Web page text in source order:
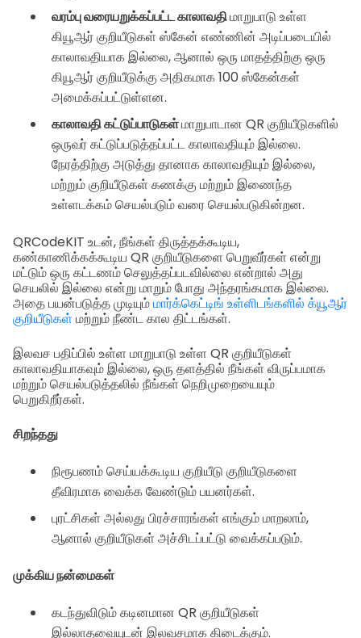
வரம்பு வரையறுக்கப்பட்ட காலாவதிமாறுபாடு உள்ள
கியூஆர் குறியீடுகள் ஸ்கேன் எண்ணின் அடிப்படையில்
காலாவதியாக இல்லை, ஆனால் ஒரு மாதத்திற்கு ஒரு
கியூஆர் குறியீடுக்கு அதிகமாக 100 ஸ்கேன்கள்
அமைக்கப்பட்டுள்ளன.
காலாவதி கட்டுப்பாடுகள்மாறுபாடான QR குறியீடுகளில்
ஒருவர் கட்டுப்படுத்தப்பட்ட காலாவதியும் இல்லை.
நேரத்திற்கு அடுத்து தானாக காலாவதியும் இல்லை,
மற்றும் குறியீடுகள் கணக்கு மற்றும் இணைந்த
உள்ளடக்கம் செயல்படும் வரை செயல்படுகின்றன.
QRCodeKIT உடன், நீங்கள் திருத்தக்கூடிய,
கண்காணிக்கக்கூடிய QR குறியீடுகளை பெறுவீர்கள் என்று
மட்டும் ஒரு கட்டணம் செலுத்தப்படவில்லை என்றால் அது
செயலில் இல்லை என்று மாறும் போது அந்தரங்கமாக இல்லை.
அதை பயன்படுத்த முடியும்மார்க்கெட்டிங் உள்ளிடங்களில் க்யூஆர்
குறியீடுகள் மற்றும் நீண்ட கால திட்டங்கள்.
இலவச பதிப்பில் உள்ள மாறுபாடு உள்ள QR குறியீடுகள்
காலாவதியாகவும் இல்லை, ஒரு தளத்தில் நீங்கள் விருப்பமாக
மற்றும் செயல்படுத்தலில் நீங்கள் நெறிமுறையையும்
பெறுகிறீர்கள்.
சிறந்தது
நிரூபணம் செய்யக்கூடிய குறியீடு குறியீடுகளை
தீவிரமாக வைக்க வேண்டும் பயனர்கள்.
புரட்சிகள் அல்லது பிரச்சாரங்கள் எங்கும் மாறலாம்,
ஆனால் குறியீடுகள் அச்சிடப்பட்டு வைக்கப்படும்.
முக்கிய நன்மைகள்
கடந்துவிடும் கடினமான QR குறியீடுகள்
இல்லாதவையுடன் இலவசமாக கிடைக்கும்.